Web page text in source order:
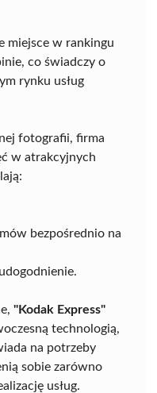
miejsce w rankingu
co świadczy o
rynku usług
fotografii, firma
w atrakcyjnych
bezpośrednio na
"Kodak Express"
technologią,
na potrzeby
sobie zarówno
usług.